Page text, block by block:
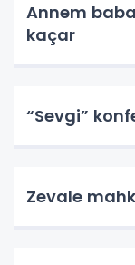
Annem
kaçar
“Sevgi”
Zevale